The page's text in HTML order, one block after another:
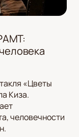
«Цветы
Киза.
человечности